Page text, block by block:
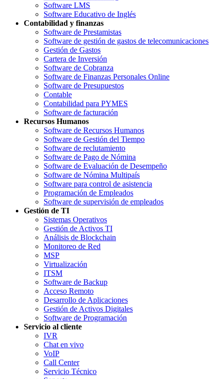
Software LMS
Software Educativo de Inglés
Contabilidad y finanzas
Software de Prestamistas
Software de gestión de gastos de telecomunicaciones
Gestión de Gastos
Cartera de Inversión
Software de Cobranza
Software de Finanzas Personales Online
Software de Presupuestos
Contable
Contabilidad para PYMES
Software de facturación
Recursos Humanos
Software de Recursos Humanos
Software de Gestión del Tiempo
Software de reclutamiento
Software de Pago de Nómina
Software de Evaluación de Desempeño
Software de Nómina Multipaís
Software para control de asistencia
Programación de Empleados
Software de supervisión de empleados
Gestión de TI
Sistemas Operativos
Gestión de Activos TI
Análisis de Blockchain
Monitoreo de Red
MSP
Virtualización
ITSM
Software de Backup
Acceso Remoto
Desarrollo de Aplicaciones
Gestión de Activos Digitales
Software de Programación
Servicio al cliente
IVR
Chat en vivo
VoIP
Call Center
Servicio Técnico